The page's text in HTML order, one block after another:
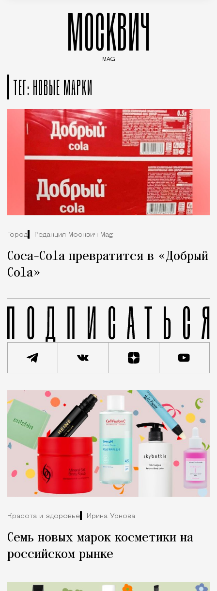
МОСКВИЧ
MAG
ТЕГ: НОВЫЕ МАРКИ
Город Редакция Москвич Mag
Coca-Cola превратится в «Добрый
Cola»
Красота и здоровье Ирина Урнова
Семь новых марок косметики на
российском рынке